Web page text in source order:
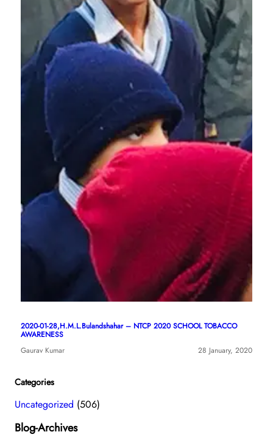
2020-01-28,H.M.L.Bulandshahar – NTCP 2020 SCHOOL TOBACCO
AWARENESS
Gaurav Kumar
28 January, 2020
Categories
Uncategorized (506)
Blog-Archives